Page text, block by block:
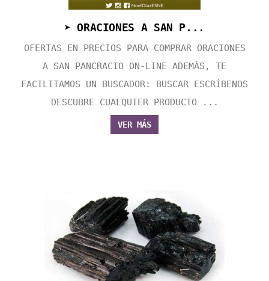
➤ ORACIONES A SAN P...
OFERTAS EN PRECIOS PARA COMPRAR ORACIONES
A SAN PANCRACIO ON-LINE ADEMÁS, TE
FACILITAMOS UN BUSCADOR: BUSCAR ESCRÍBENOS
DESCUBRE CUALQUIER PRODUCTO ...
VER MÁS